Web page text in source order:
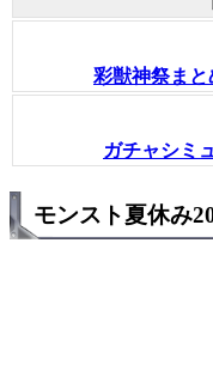
彩獣神祭まと
ガチャシミ
モンスト夏休み